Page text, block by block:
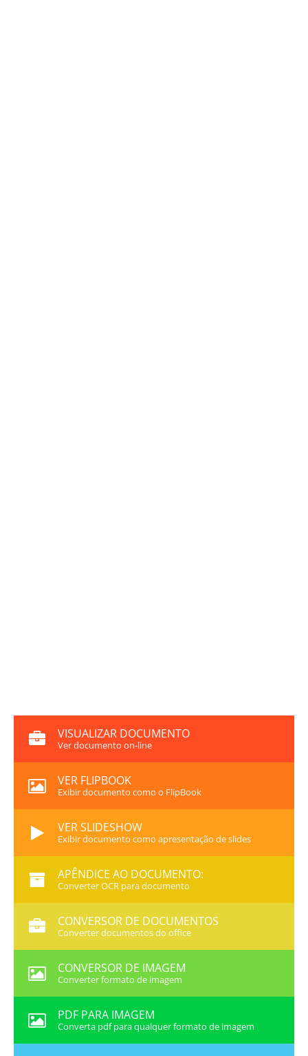
VISUALIZAR DOCUMENTO
Ver documento on-line
VER FLIPBOOK
Exibir documento como o FlipBook
VER SLIDESHOW
Exibir documento como apresentação de slides
APÊNDICE AO DOCUMENTO:
Converter OCR para documento
CONVERSOR DE DOCUMENTOS
Converter documentos do office
CONVERSOR DE IMAGEM
Converter formato de imagem
PDF PARA IMAGEM
Converta pdf para qualquer formato de imagem